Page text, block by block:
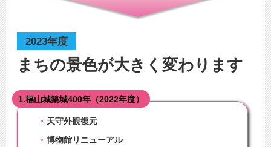
2023年度
まちの景色が大きく変わります
1.福山城築城400年（2022年度）
天守外観復元
博物館リニューアル